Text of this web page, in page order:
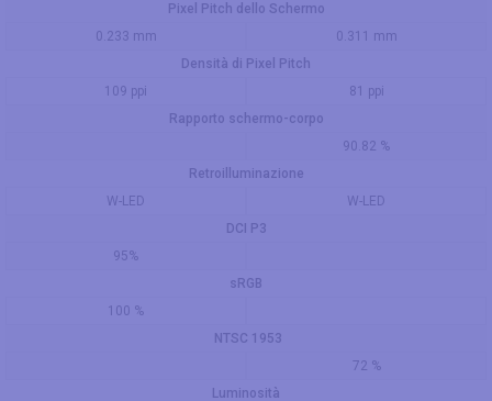
Pixel Pitch dello Schermo
0.233 mm
0.311 mm
Densità di Pixel Pitch
109 ppi
81 ppi
Rapporto schermo-corpo
90.82 %
Retroilluminazione
W-LED
W-LED
DCI P3
95%
sRGB
100 %
NTSC 1953
72 %
Luminosità